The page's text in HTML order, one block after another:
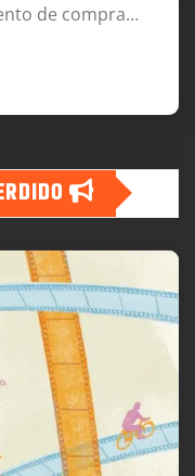
de compra…